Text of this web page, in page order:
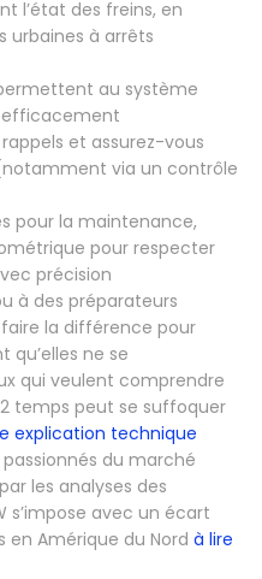
l’état des freins, en
urbaines à arrêts
au système
efficacement
et assurez-vous
via un contrôle
pour la maintenance,
pour respecter
précision
à des préparateurs
la différence pour
qu’elles ne se
qui veulent comprendre
temps peut se suffoquer
explication technique
du marché
les analyses des
s’impose avec un écart
Amérique du Nord à lire